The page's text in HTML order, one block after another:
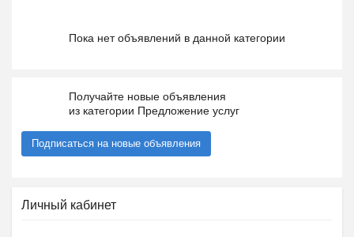
Пока нет объявлений в данной категории
Получайте новые объявления
из категории Предложение услуг
Подписаться на новые объявления
Личный кабинет